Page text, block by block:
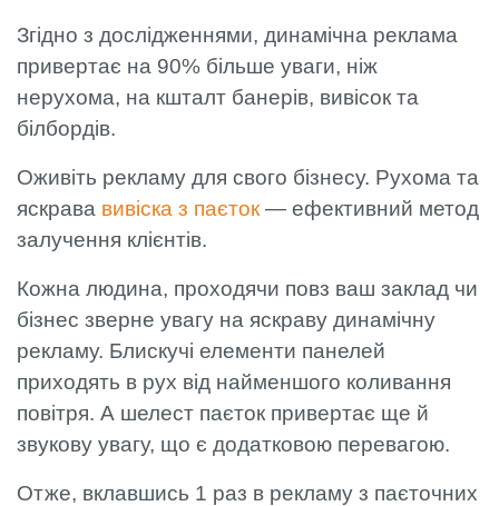
Згідно з дослідженнями, динамічна реклама
привертає на 90% більше уваги, ніж
нерухома, на кшталт банерів, вивісок та
білбордів.
Оживіть рекламу для свого бізнесу. Рухома та
яскрава вивіска з паєток — ефективний метод
залучення клієнтів.
Кожна людина, проходячи повз ваш заклад чи
бізнес зверне увагу на яскраву динамічну
рекламу. Блискучі елементи панелей
приходять в рух від найменшого коливання
повітря. А шелест паєток привертає ще й
звукову увагу, що є додатковою перевагою.
Отже, вклавшись 1 раз в рекламу з паєточних